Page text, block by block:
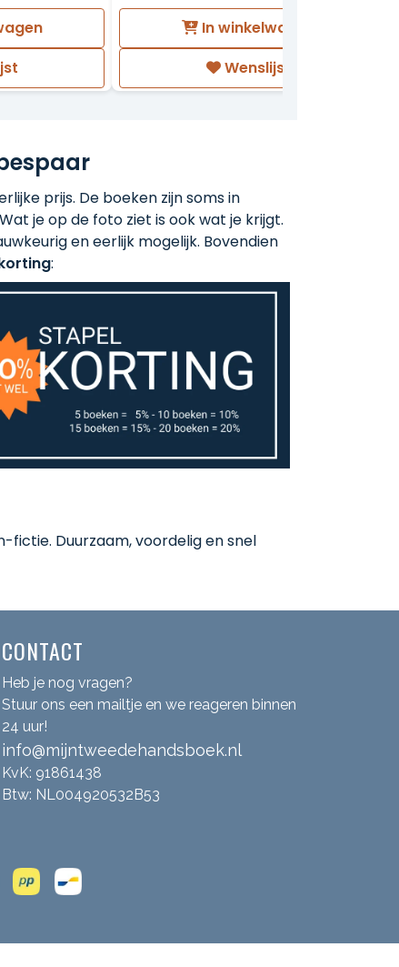
In winkelwagen
Wenslijst
prijs. De boeken zijn soms in
je op de foto ziet is ook wat je krijgt.
en eerlijk mogelijk. Bovendien
:
Duurzaam, voordelig en snel
CONTACT
Heb je nog vragen?
Stuur ons een mailtje en we reageren binnen
24 uur!
info@mijntweedehandsboek.nl
KvK: 91861438
Btw: NL004920532B53